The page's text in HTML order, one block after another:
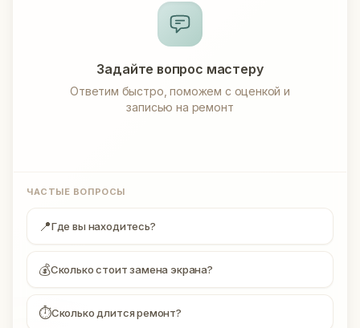
Задайте вопрос мастеру
Ответим быстро, поможем с оценкой и
записью на ремонт
ЧАСТЫЕ ВОПРОСЫ
📍Где вы находитесь?
💰Сколько стоит замена экрана?
⏱Сколько длится ремонт?